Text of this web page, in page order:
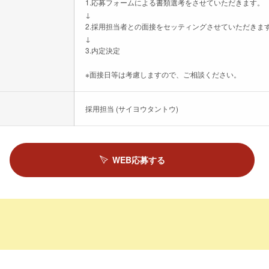
↓
2.採用担当者との面接をセッティングさせていただきま
↓
3.内定決定
※面接日等は考慮しますので、ご相談ください。
採用担当 (サイヨウタントウ)
WEB応募する